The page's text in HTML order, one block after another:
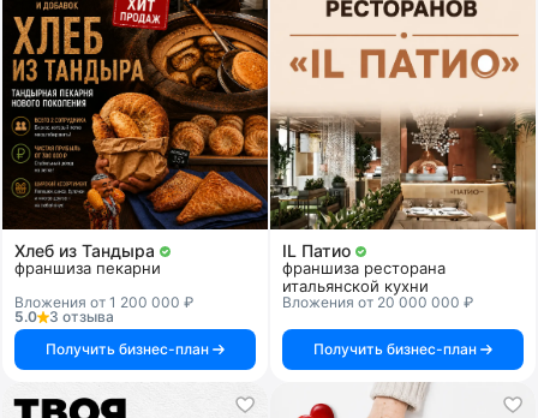
Хлеб из Тандыра
франшиза пекарни
Вложения от 1 200 000 ₽
5.0
3 отзыва
Получить бизнес-план
IL Патио
франшиза ресторана
итальянской кухни
Вложения от 20 000 000 ₽
Получить бизнес-план